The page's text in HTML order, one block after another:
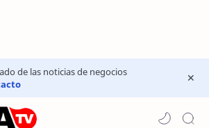
de las noticias de negocios